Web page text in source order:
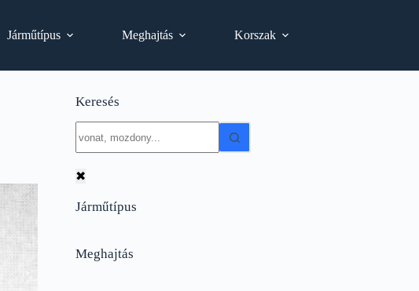
Járműtípus Meghajtás Korszak
Keresés
results
✖
Járműtípus
Meghajtás